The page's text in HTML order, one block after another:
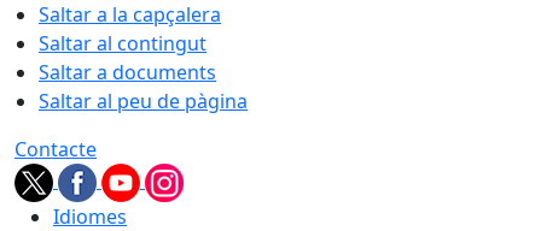
Saltar a la capçalera
Saltar al contingut
Saltar a documents
Saltar al peu de pàgina
Contacte
Idiomes